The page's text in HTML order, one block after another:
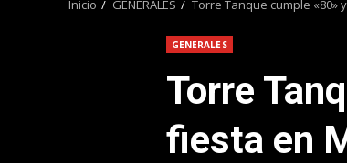
Inicio GENERALES Torre Tanque cumple «80»
GENERALES
Torre
fiesta en